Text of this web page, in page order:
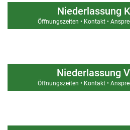
Niederlassung
Öffnungszeiten • Kontakt •
Niederlassung
Öffnungszeiten • Kontakt •